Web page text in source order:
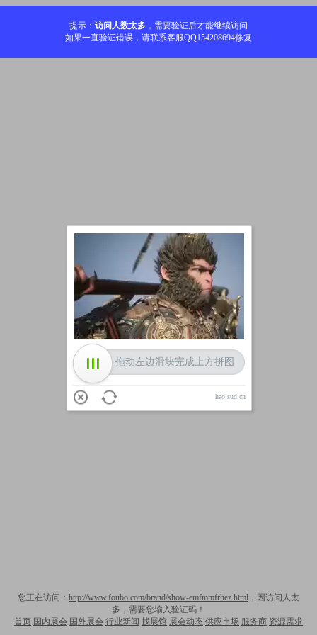
提示： 访问人数太多 ，需要验证后才能继续访问
如果一直验证错误，请联系客服QQ154208694修复
您正在访问： http://www.foubo.com/brand/show-emfmmfrhez.html ，因访问人太
多，需要您输入验证码！
首页 国内展会 国外展会 行业新闻 找展馆 展会动态 供应市场 服务商 资源需求
加载中
拖动左边滑块完成上方拼图
hao.sud.cn